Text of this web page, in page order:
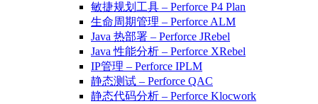
敏捷规划工具 – Perforce P4 Plan
生命周期管理 – Perforce ALM
Java 热部署 – Perforce JRebel
Java 性能分析 – Perforce XRebel
IP管理 – Perforce IPLM
静态测试 – Perforce QAC
静态代码分析 – Perforce Klocwork